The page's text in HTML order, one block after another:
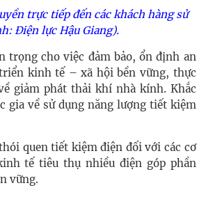
trực tiếp đến các khách hàng sử
Điện lực Hậu Giang).
trọng cho việc đảm bảo, ổn định an
kinh tế – xã hội bền vững, thực
giảm phát thải khí nhà kính. Khắc
gia về sử dụng năng lượng tiết kiệm
quen tiết kiệm điện đối với các cơ
tế tiêu thụ nhiều điện góp phần
vững.